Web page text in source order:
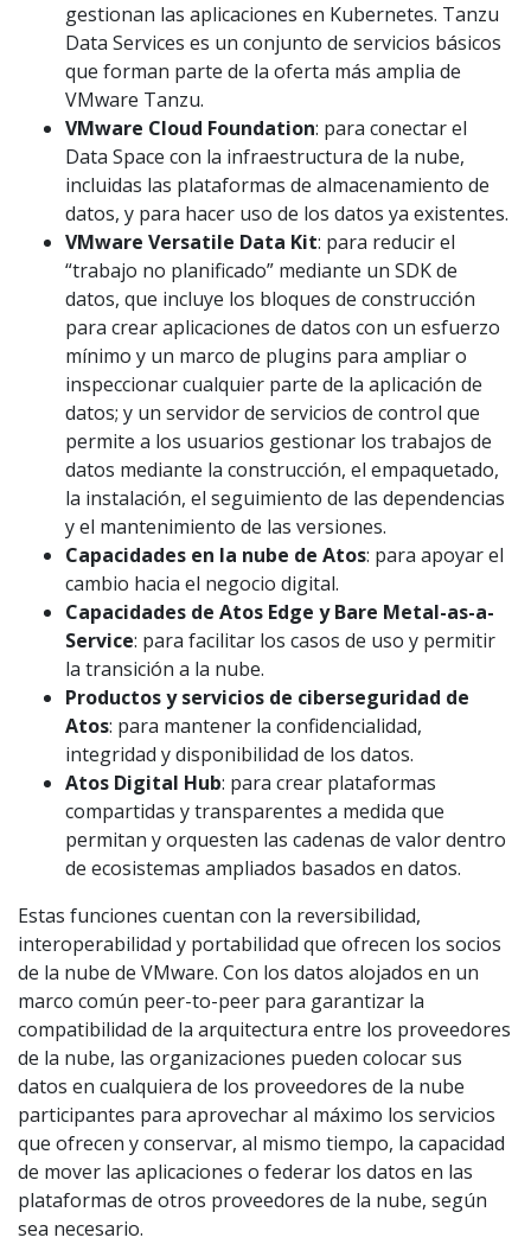
gestionan las aplicaciones en Kubernetes. Tanzu
Data Services es un conjunto de servicios básicos
que forman parte de la oferta más amplia de
VMware Tanzu.
VMware Cloud Foundation: para conectar el
Data Space con la infraestructura de la nube,
incluidas las plataformas de almacenamiento de
datos, y para hacer uso de los datos ya existentes.
VMware Versatile Data Kit: para reducir el
“trabajo no planificado” mediante un SDK de
datos, que incluye los bloques de construcción
para crear aplicaciones de datos con un esfuerzo
mínimo y un marco de plugins para ampliar o
inspeccionar cualquier parte de la aplicación de
datos; y un servidor de servicios de control que
permite a los usuarios gestionar los trabajos de
datos mediante la construcción, el empaquetado,
la instalación, el seguimiento de las dependencias
y el mantenimiento de las versiones.
Capacidades en la nube de Atos: para apoyar el
cambio hacia el negocio digital.
Capacidades de Atos Edge y Bare Metal-as-a-
Service: para facilitar los casos de uso y permitir
la transición a la nube.
Productos y servicios de ciberseguridad de
Atos: para mantener la confidencialidad,
integridad y disponibilidad de los datos.
Atos Digital Hub: para crear plataformas
compartidas y transparentes a medida que
permitan y orquesten las cadenas de valor dentro
de ecosistemas ampliados basados en datos.
Estas funciones cuentan con la reversibilidad,
interoperabilidad y portabilidad que ofrecen los socios
de la nube de VMware. Con los datos alojados en un
marco común peer-to-peer para garantizar la
compatibilidad de la arquitectura entre los proveedores
de la nube, las organizaciones pueden colocar sus
datos en cualquiera de los proveedores de la nube
participantes para aprovechar al máximo los servicios
que ofrecen y conservar, al mismo tiempo, la capacidad
de mover las aplicaciones o federar los datos en las
plataformas de otros proveedores de la nube, según
sea necesario.